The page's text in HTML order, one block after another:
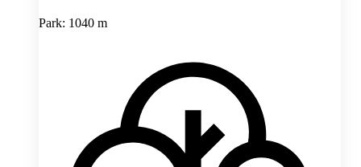
Park: 1040 m